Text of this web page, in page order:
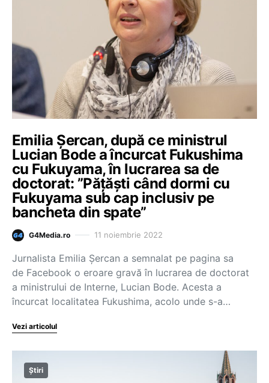
Emilia Șercan, după ce ministrul
Lucian Bode a încurcat Fukushima
cu Fukuyama, în lucrarea sa de
doctorat: ”Pățăști când dormi cu
Fukuyama sub cap inclusiv pe
bancheta din spate”
G4Media.ro 11 noiembrie 2022
Jurnalista Emilia Șercan a semnalat pe pagina sa
de Facebook o eroare gravă în lucrarea de doctorat
a ministrului de Interne, Lucian Bode. Acesta a
încurcat localitatea Fukushima, acolo unde s-a…
Vezi articolul
Știri